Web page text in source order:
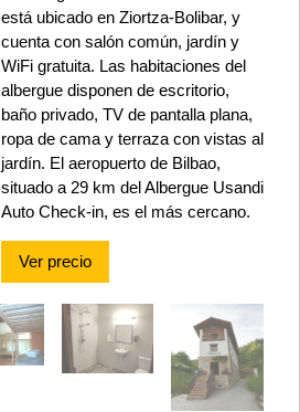
está ubicado en Ziortza-Bolibar, y
cuenta con salón común, jardín y
WiFi gratuita. Las habitaciones del
albergue disponen de escritorio,
baño privado, TV de pantalla plana,
ropa de cama y terraza con vistas al
jardín. El aeropuerto de Bilbao,
situado a 29 km del Albergue Usandi
Auto Check-in, es el más cercano.
Ver precio